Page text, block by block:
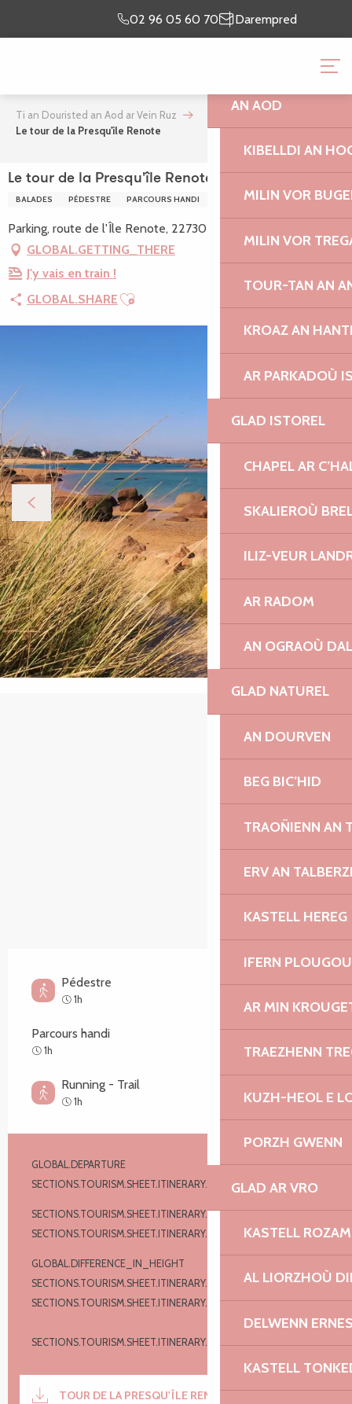
02 96 05 60 70 Darempred
ma chomadenn
lec’h
emaon
TI AN
AN AOD
KIBELLDI AN
MILIN VOR
MILIN VOR
TOUR-TAN AN
KROAZ AN
AR PARKADOÙ
GLAD ISTOREL
CHAPEL AR
SKALIEROÙ
ILIZ-VEUR
AR RADOM
AN OGRAOÙ
GLAD NATUREL
AN DOURVEN
BEG BIC’HID
TRAOÑIENN AN
ERV AN
KASTELL HEREG
IFERN
AR MIN
TRAEZHENN
KUZH-HEOL E
PORZH GWENN
GLAD AR VRO
KASTELL
AL LIORZHOÙ
DELWENN
KASTELL
Ti an Douristed an Aod ar Vein Ruz
Le tour de la Presqu'île Renote
Le tour de la Presqu'île Renote
BALADES PÉDESTRE PARCOURS HANDI RUNNING - TRAIL
Parking, route de l'Île Renote, 22730 Trégastel
GLOBAL.GETTING_THERE
J'y vais en train !
GLOBAL.SHARE Ajouter aux favoris
Pédestre
1h
Parcours handi
1h Facile
Running - Trail
1h Facile
Informations pratiques
GLOBAL.DEPARTURE Trégastel
SECTIONS.TOURISM.SHEET.ITINERARY.POINTS_OF_INTEREST5
SECTIONS.TOURISM.SHEET.ITINERARY.PROFILE
SECTIONS.TOURISM.SHEET.ITINERARY.DISTANCE 2.1 km
GLOBAL.DIFFERENCE_IN_HEIGHT
SECTIONS.TOURISM.SHEET.ITINERARY.MAX_ALTITUDE 7 m
SECTIONS.TOURISM.SHEET.ITINERARY.TOTAL_POSITIVE_ELEVATION9
SECTIONS.TOURISM.SHEET.ITINERARY.TOTAL_NEGATIVE_ELEVATION
TOUR DE LA PRESQU'ÎLE RENOTE